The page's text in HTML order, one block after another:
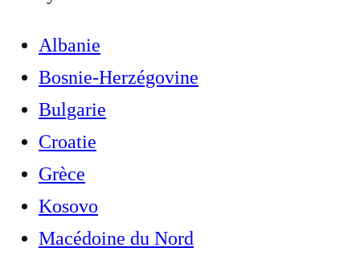
Albanie
Bosnie-Herzégovine
Bulgarie
Croatie
Grèce
Kosovo
Macédoine du Nord